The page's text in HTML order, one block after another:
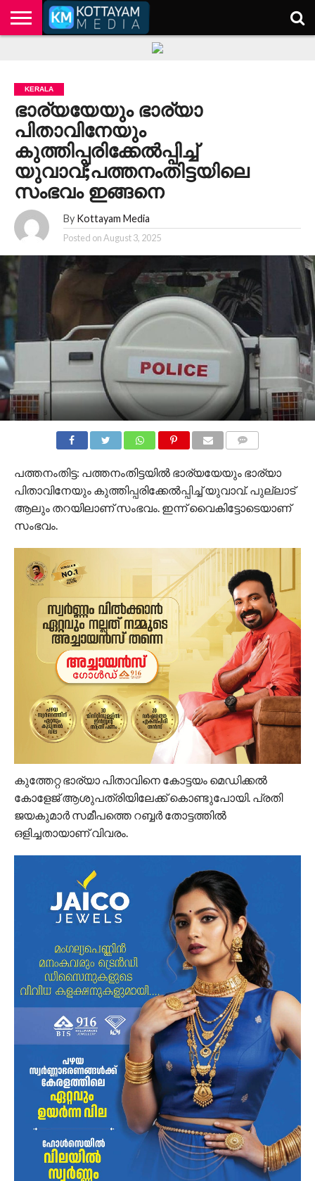
KERALA
ഭാര്യയേയും ഭാര്യാ
പിതാവിനേയും
കുത്തിപ്പരിക്കേല്‍പ്പിച്ച്
യുവാവ്;പത്തനംതിട്ടയിലെ
സംഭവം ഇങ്ങനെ
By Kottayam Media
Posted onAugust 3, 2025
പത്തനംതിട്ട: പത്തനംതിട്ടയില്‍ ഭാര്യയേയും ഭാര്യാ
പിതാവിനേയും കുത്തിപ്പരിക്കേല്‍പ്പിച്ച് യുവാവ്. പുല്ലാട്
ആലും തറയിലാണ് സംഭവം. ഇന്ന് വൈകിട്ടോടെയാണ്
സംഭവം.
കുത്തേറ്റ ഭാര്യാ പിതാവിനെ കോട്ടയം മെഡിക്കല്‍
കോളേജ് ആശുപത്രിയിലേക്ക് കൊണ്ടുപോയി. പ്രതി
ജയകുമാര്‍ സമീപത്തെ റബ്ബര്‍ തോട്ടത്തില്‍
ഒളിച്ചതായാണ് വിവരം.